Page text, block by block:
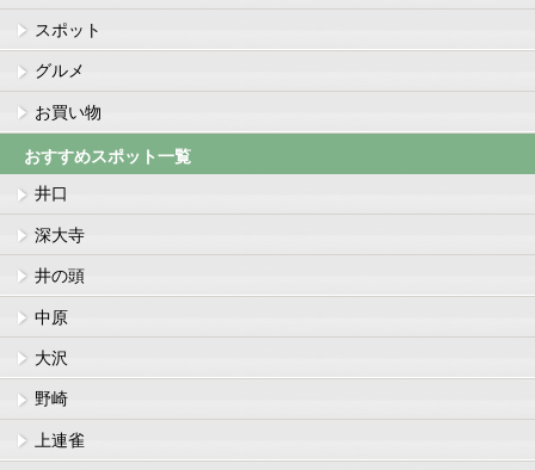
スポット
グルメ
お買い物
おすすめスポット一覧
井口
深大寺
井の頭
中原
大沢
野崎
上連雀